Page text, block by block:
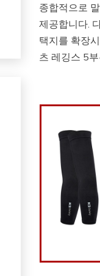
종합적으로
제공합니다.
택지를 확장
츠 레깅스 5